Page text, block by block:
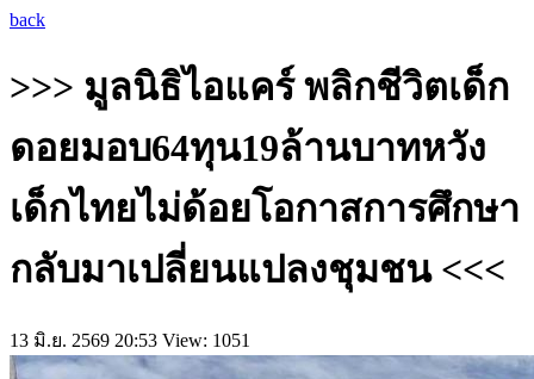
back
>>> มูลนิธิไอแคร์ พลิกชีวิตเด็ก
ดอยมอบ64ทุน19ล้านบาทหวัง
เด็กไทยไม่ด้อยโอกาสการศึกษา
กลับมาเปลี่ยนแปลงชุมชน <<<
13 มิ.ย. 2569 20:53 View: 1051